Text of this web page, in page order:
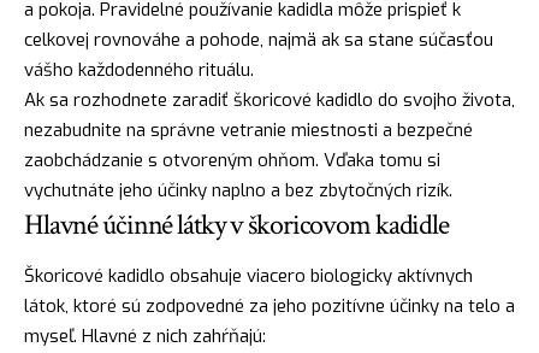
a pokoja. Pravidelné používanie kadidla môže prispieť k
celkovej rovnováhe a pohode, najmä ak sa stane súčasťou
vášho každodenného rituálu.
Ak sa rozhodnete zaradiť škoricové kadidlo do svojho života,
nezabudnite na správne vetranie miestnosti a bezpečné
zaobchádzanie s otvoreným ohňom. Vďaka tomu si
vychutnáte jeho účinky naplno a bez zbytočných rizík.
Hlavné účinné látky v škoricovom kadidle
Škoricové kadidlo obsahuje viacero biologicky aktívnych
látok, ktoré sú zodpovedné za jeho pozitívne účinky na telo a
myseľ. Hlavné z nich zahŕňajú: